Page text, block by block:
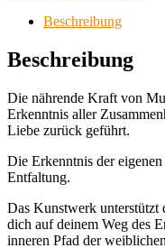
Beschreibung
Beschreibung
Die nährende Kraft von
Erkenntnis aller
Liebe zurück geführt.
Die Erkenntnis der
Entfaltung.
Das Kunstwerk unterstützt
dich auf deinem Weg des
inneren Pfad der